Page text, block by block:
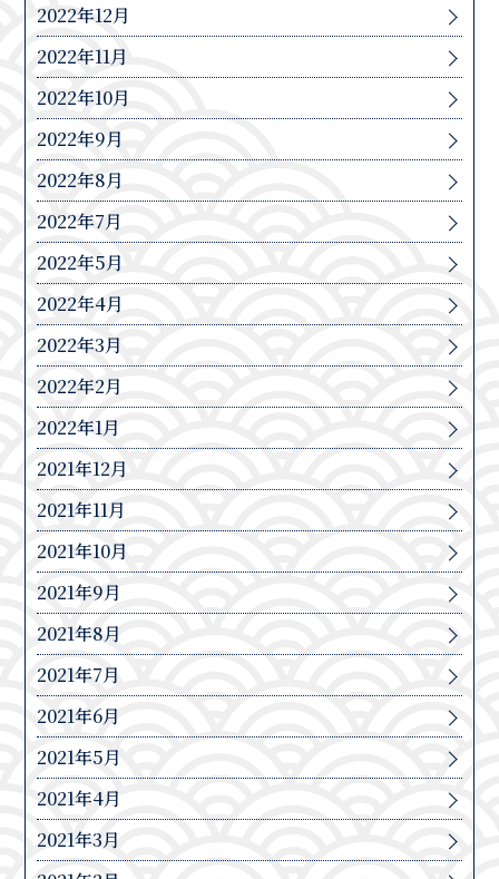
2022年12月
2022年11月
2022年10月
2022年9月
2022年8月
2022年7月
2022年5月
2022年4月
2022年3月
2022年2月
2022年1月
2021年12月
2021年11月
2021年10月
2021年9月
2021年8月
2021年7月
2021年6月
2021年5月
2021年4月
2021年3月